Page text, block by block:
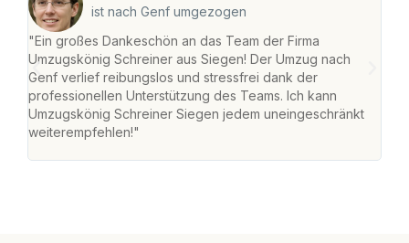
ist nach Genf umgezogen
"Ein großes Dankeschön an das Team der Firma
Umzugskönig Schreiner aus Siegen! Der Umzug nach
Genf verlief reibungslos und stressfrei dank der
professionellen Unterstützung des Teams. Ich kann
Umzugskönig Schreiner Siegen jedem uneingeschränkt
weiterempfehlen!"